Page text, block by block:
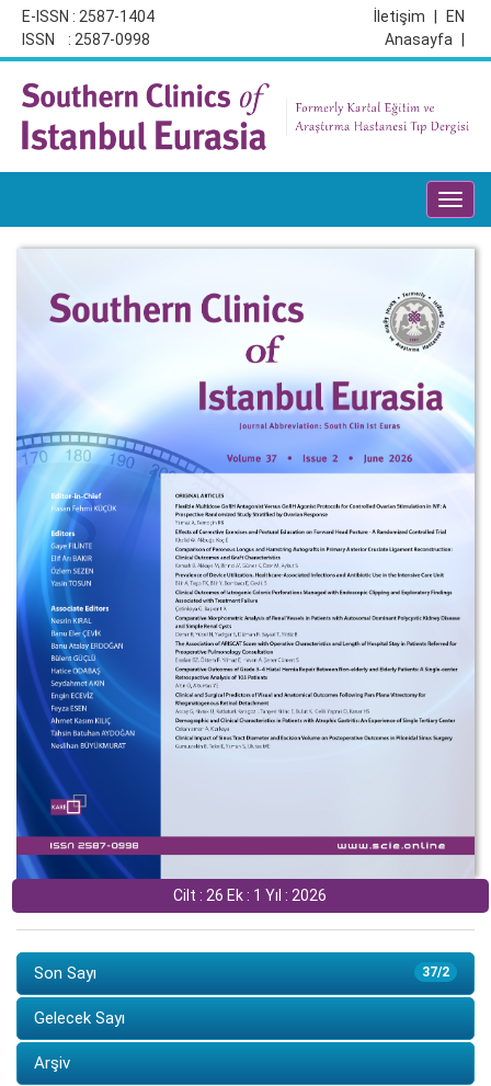
E-ISSN : 2587-1404
ISSN : 2587-0998
EN
İletişim
Anasayfa
Cilt : 26 Ek : 1 Yıl : 2026
37/2
Son Sayı
Gelecek Sayı
Arşiv